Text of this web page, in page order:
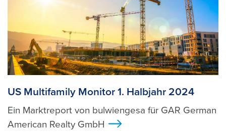
US Multifamily Monitor 1. Halbjahr 2024
Ein Marktreport von bulwiengesa für GAR German
American Realty GmbH